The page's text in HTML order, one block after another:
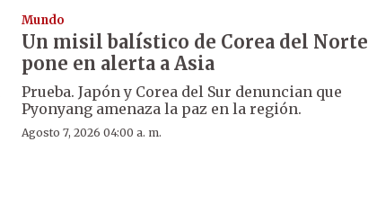
Mundo
Un misil balístico de Corea del Norte
pone en alerta a Asia
Prueba. Japón y Corea del Sur denuncian que
Pyonyang amenaza la paz en la región.
Agosto 7, 2026 04:00 a. m.